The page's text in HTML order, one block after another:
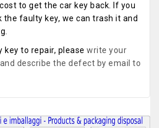
to get the car key back. If you
the faulty key, we can trash it and
key to repair, please write your
describe the defect by email to